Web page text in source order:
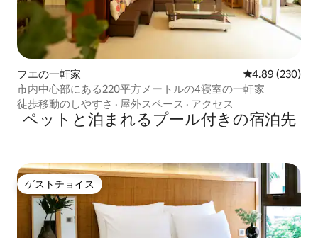
フエの一軒家 レビュー230
4.89 (230)
市内中心部にある220平方メートルの4寝室の一軒家
徒歩移動のしやすさ · 屋外スペース · アクセス
ペットと泊まれるプール付きの宿泊先
ゲストチョイス
ゲストチョイス